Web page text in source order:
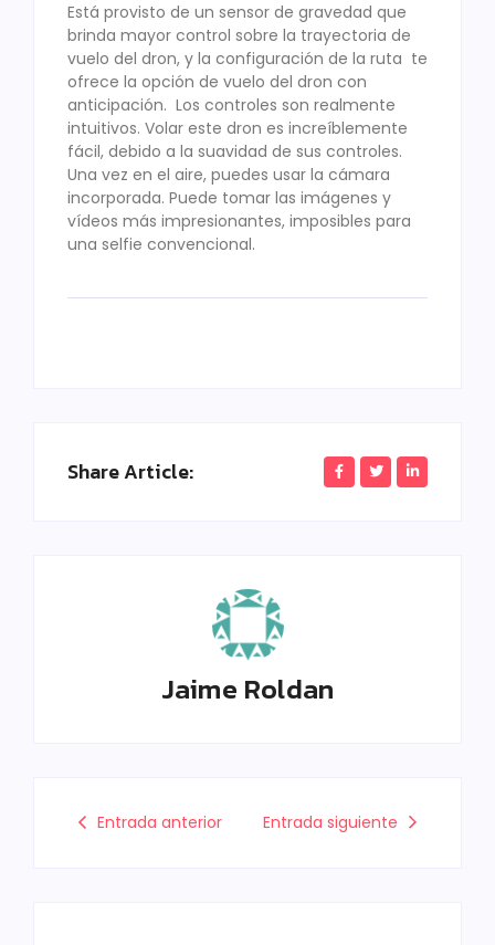
Está provisto de un sensor de gravedad que
brinda mayor control sobre la trayectoria de
vuelo del dron, y la configuración de la ruta te
ofrece la opción de vuelo del dron con
anticipación. Los controles son realmente
intuitivos. Volar este dron es increíblemente
fácil, debido a la suavidad de sus controles.
Una vez en el aire, puedes usar la cámara
incorporada. Puede tomar las imágenes y
vídeos más impresionantes, imposibles para
una selfie convencional.
Share Article:
Jaime Roldan
Entrada anterior Entrada siguiente